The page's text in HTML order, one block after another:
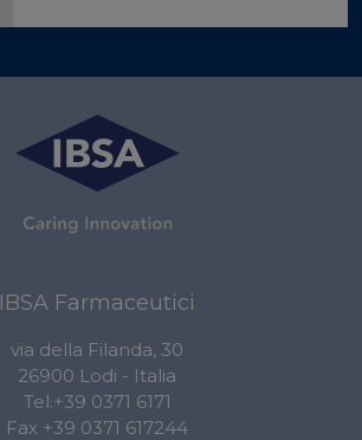
IBSA Farmaceutici
via della Filanda, 30
26900 Lodi - Italia
Tel.+39 0371 6171
Fax +39 0371 617244